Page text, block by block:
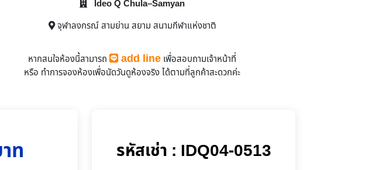
ว่างให้เช่า
Ideo Q Chula–Samyan
จุฬาลงกรณ์ สามย่าน สยาม สนามกีฬาแห่งชาติ
หากสนใจห้องนี้สามารถ add line เพื่อสอบถามเจ้าหน้าที่
หรือ ทำการจองห้องเพื่อนัดวันดูห้องจริงได้ตามที่ลูกค้าสะดวกค่ะ
ท รหัสเช่า : IDQ04-0513